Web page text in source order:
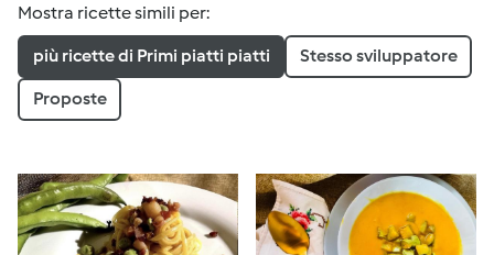
Mostra ricette simili per:
più ricette di Primi piatti piatti Stesso sviluppatore
Proposte